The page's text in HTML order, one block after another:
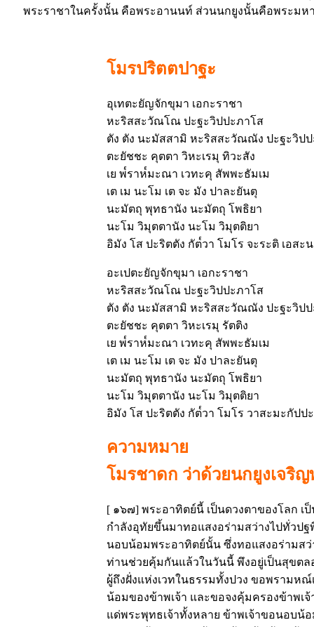
พระราชาในครั้งนั้น คือพระอานนท์ ส่วนนกยูงนั้นคือพระมห
โมรปริตตปาฐะ
อุเทตะยัญจักขุมา เอกะราชา
หะริสสะวัณโณ ปะฐะวิปปะภาโส
ตัง ตัง นะมัสสามิ หะริสสะวัณณัง ปะฐะวิป
ตะยัชชะ คุตตา วิหะเรมุ ทิวะสัง
เย พ๎ราห๎มะณา เวทะคุ สัพพะธัมเม
เต เม นะโม เต จะ มัง ปาละยันตุ
นะมัตถุ พุทธานัง นะมัตถุ โพธิยา
นะโม วิมุตตานัง นะโม วิมุตติยา
อิมัง โส ปะริตตัง กัต๎วา โมโร จะระติ เอสะ
อะเปตะยัญจักขุมา เอกะราชา
หะริสสะวัณโณ ปะฐะวิปปะภาโส
ตัง ตัง นะมัสสามิ หะริสสะวัณณัง ปะฐะวิป
ตะยัชชะ คุตตา วิหะเรมุ รัตติง
เย พ๎ราห๎มะณา เวทะคุ สัพพะธัมเม
เต เม นะโม เต จะ มัง ปาละยันตุ
นะมัตถุ พุทธานัง นะมัตถุ โพธิยา
นะโม วิมุตตานัง นะโม วิมุตติยา
อิมัง โส ปะริตตัง กัต๎วา โมโร วาสะมะกัปป
ความหมาย
โมรชาดก ว่าด้วยนกยูงเจริ
[ ๑๖๗] พระอาทิตย์นี้ เป็นดวงตาของโลก เป็
กำลังอุทัยขึ้นมาทอแสงอร่ามสว่างไปทั่วปฐ
นอบน้อมพระอาทิตย์นั้น ซึ่งทอแสงอร่ามสว่
ท่านช่วยคุ้มกันแล้วในวันนี้ พึงอยู่เป็นสุขต
ผู้ถึงฝั่งแห่งเวทในธรรมทั้งปวง ขอพรามห
น้อมของข้าพเจ้า และขอจงคุ้มครองข้าพเ
แด่พระพุทธเจ้าทั้งหลาย ข้าพเจ้าขอนอบน้